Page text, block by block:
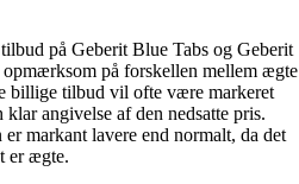
på Geberit Blue Tabs og Geberit
på forskellen mellem ægte
billige tilbud vil ofte være markeret
angivelse af den nedsatte pris.
markant lavere end normalt, da det
er ægte.